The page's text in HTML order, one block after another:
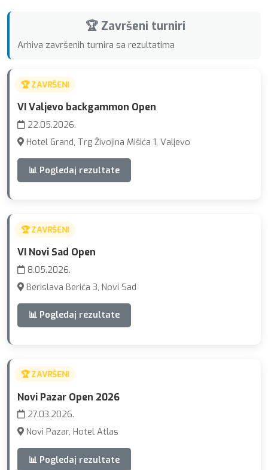
🏆 Završeni turniri
Arhiva završenih turnira sa rezultatima
🏆 ZAVRŠENI
VI Valjevo backgammon Open
22.05.2026.
Hotel Grand, Trg Živojina Mišića 1, Valjevo
📊 Pogledaj rezultate
🏆 ZAVRŠENI
VI Novi Sad Open
8.05.2026.
Berislava Berića 3, Novi Sad
📊 Pogledaj rezultate
🏆 ZAVRŠENI
Novi Pazar Open 2026
27.03.2026.
Novi Pazar, Hotel Atlas
📊 Pogledaj rezultate